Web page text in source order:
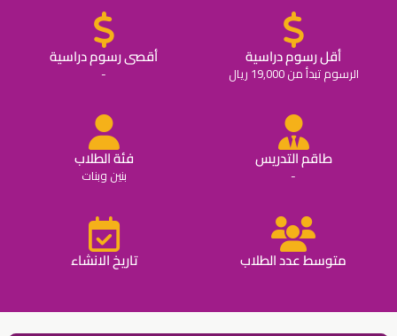
أقل رسوم دراسية
الرسوم تبدأ من 19,000 ريال
أقصى رسوم دراسية
-
طاقم التدريس
-
فئة الطلاب
بنين وبنات
متوسط عدد الطلاب تاريخ الانشاء